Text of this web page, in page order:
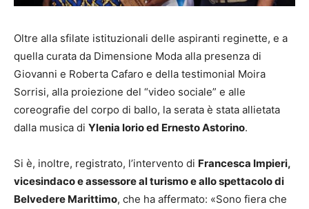
Oltre alla sfilate istituzionali delle aspiranti reginette, e a
quella curata da Dimensione Moda alla presenza di
Giovanni e Roberta Cafaro e della testimonial Moira
Sorrisi, alla proiezione del “video sociale” e alle
coreografie del corpo di ballo, la serata è stata allietata
dalla musica di Ylenia Iorio ed Ernesto Astorino.
Si è, inoltre, registrato, l’intervento di Francesca Impieri,
vicesindaco e assessore al turismo e allo spettacolo di
Belvedere Marittimo, che ha affermato: «Sono fiera che